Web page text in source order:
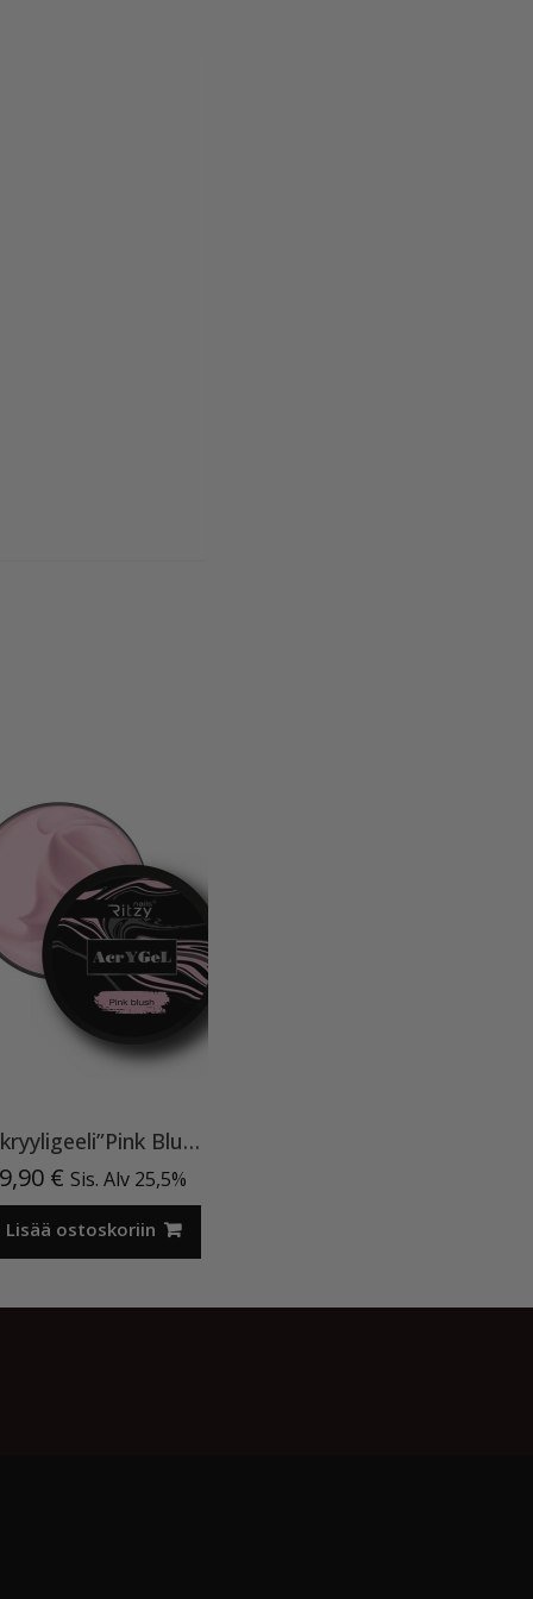
Akryyligeeli”Pink Blush”15ml
€ Sis. Alv 25,5%
Lisää ostoskoriin